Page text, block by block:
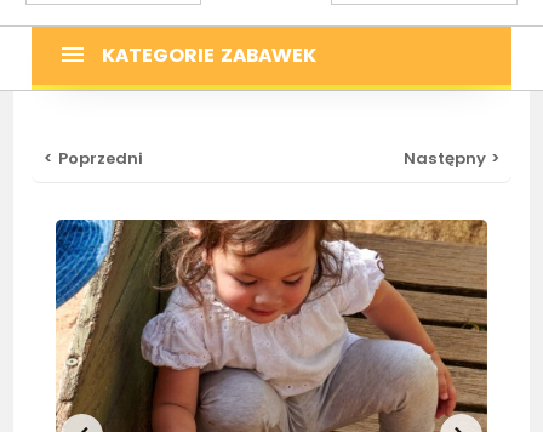
KATEGORIE ZABAWEK
< Poprzedni Następny >